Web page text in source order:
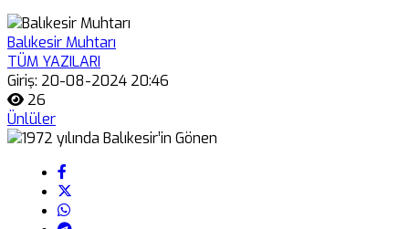
Balıkesir Muhtarı
TÜM YAZILARI
Giriş: 20-08-2024 20:46
26
Ünlüler